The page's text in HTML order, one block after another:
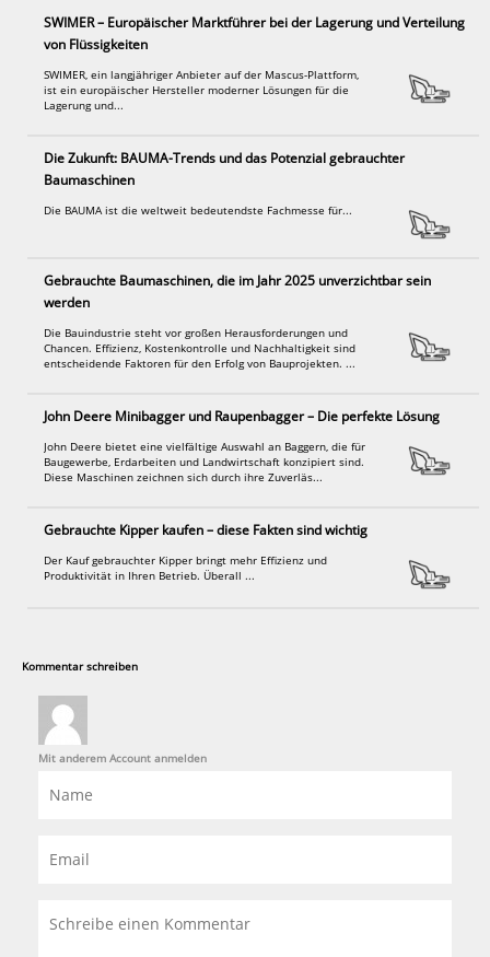
SWIMER – Europäischer Marktführer bei der Lagerung und Verteilung
von Flüssigkeiten
SWIMER, ein langjähriger Anbieter auf der Mascus-Plattform,
ist ein europäischer Hersteller moderner Lösungen für die
Lagerung und...
Die Zukunft: BAUMA-Trends und das Potenzial gebrauchter
Baumaschinen
Die BAUMA ist die weltweit bedeutendste Fachmesse für...
Gebrauchte Baumaschinen, die im Jahr 2025 unverzichtbar sein
werden
Die Bauindustrie steht vor großen Herausforderungen und
Chancen. Effizienz, Kostenkontrolle und Nachhaltigkeit sind
entscheidende Faktoren für den Erfolg von Bauprojekten. ...
John Deere Minibagger und Raupenbagger – Die perfekte Lösung
John Deere bietet eine vielfältige Auswahl an Baggern, die für
Baugewerbe, Erdarbeiten und Landwirtschaft konzipiert sind.
Diese Maschinen zeichnen sich durch ihre Zuverläs...
Gebrauchte Kipper kaufen – diese Fakten sind wichtig
Der Kauf gebrauchter Kipper bringt mehr Effizienz und
Produktivität in Ihren Betrieb. Überall ...
Kommentar schreiben
Mit anderem Account anmelden